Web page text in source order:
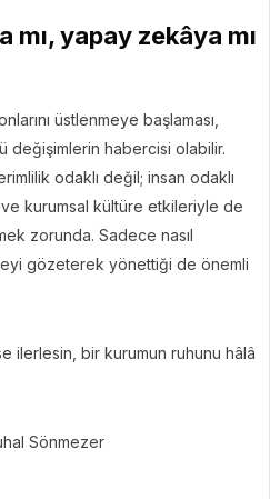
mı, yapay zekâya mı
üstlenmeye başlaması,
değişimlerin habercisi olabilir.
odaklı değil; insan odaklı
kurumsal kültüre etkileriyle de
zorunda. Sadece nasıl
gözeterek yönettiği de önemli
ilerlesin, bir kurumun ruhunu hâlâ
Sönmezer